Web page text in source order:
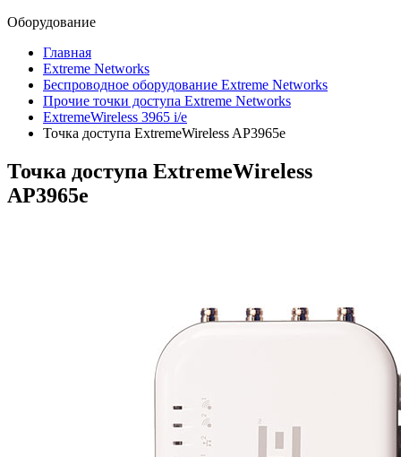
Оборудование
Главная
Extreme Networks
Беспроводное оборудование Extreme Networks
Прочие точки доступа Extreme Networks
ExtremeWireless 3965 i/e
Точка доступа ExtremeWireless AP3965e
Точка доступа ExtremeWireless
AP3965e